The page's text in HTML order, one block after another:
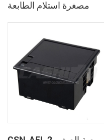
مصغرة استلام الطابعة